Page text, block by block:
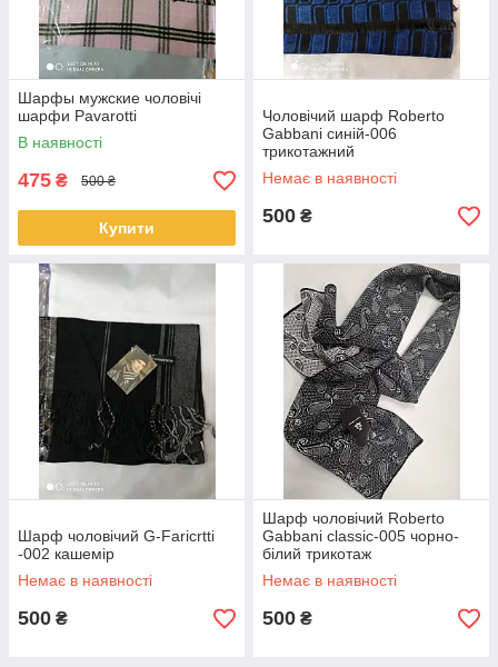
Шарфы мужские чоловічі
шарфи Pavarotti
В наявності
475 ₴ 500 ₴
Купити
Чоловічий шарф Roberto
Gabbani синій-006
трикотажний
Немає в наявності
500 ₴
Шарф чоловічий G-Faricrtti
-002 кашемір
Немає в наявності
500 ₴
Шарф чоловічий Roberto
Gabbani classic-005 чорно-
білий трикотаж
Немає в наявності
500 ₴